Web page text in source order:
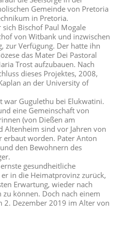
Gemeinde von Pretoria
in Pretoria.
sich Bischof Paul Mogale
von Witbank und inzwischen
zur Verfügung. Der hatte ihn
das Mater Dei Pastoral
Trost aufzubauen. Nach
dieses Projektes, 2008,
an der University of
war Gugulethu bei Elukwatini.
eine Gemeinschaft von
(von Dießen am
Altenheim sind vor Jahren von
erbaut worden. Pater Anton
den Bewohnern des
gesundheitliche
in die Heimatprovinz zurück,
Erwartung, wieder nach
können. Doch nach einem
2. Dezember 2019 im Alter von